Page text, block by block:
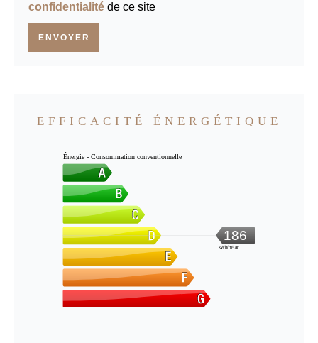
confidentialité de ce site
ENVOYER
EFFICACITÉ ÉNERGÉTIQUE
Énergie - Consommation conventionnelle
186
kWh/m².an